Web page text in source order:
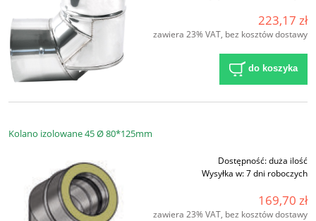
223,17 zł
zawiera 23% VAT, bez kosztów dostawy
do koszyka
Kolano izolowane 45 Ø 80*125mm
Dostępność:duża ilość
Wysyłka w:7 dni roboczych
169,70 zł
zawiera 23% VAT, bez kosztów dostawy